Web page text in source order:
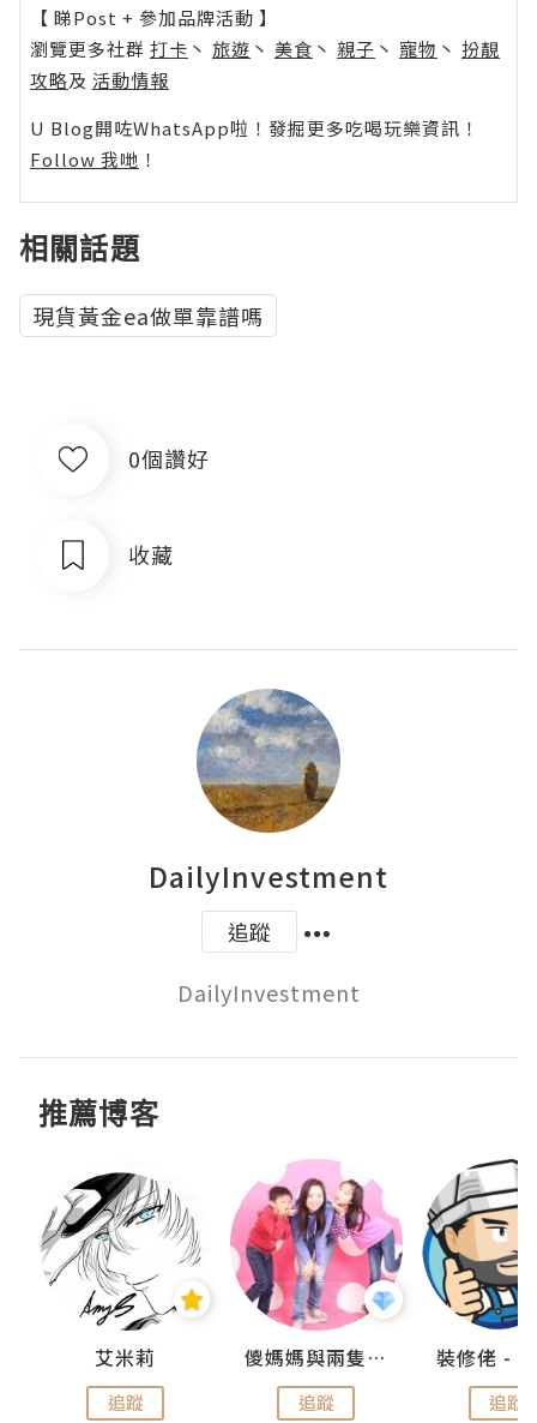
【 睇Post + 參加品牌活動 】
瀏覽更多社群 打卡 丶 旅遊 丶 美食 丶 親子 丶 寵物 丶 扮靚
攻略及 活動情報
U Blog開咗WhatsApp啦！發掘更多吃喝玩樂資訊！
Follow 我哋 ！
相關話題
現貨黃金ea做單靠譜嗎
0個讚好
收藏
DailyInvestment
追蹤
DailyInvestment
推薦博客
艾米莉
追蹤
儍媽媽與兩隻小魔怪之家
追蹤 追蹤